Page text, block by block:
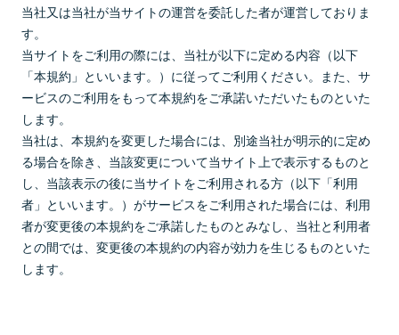
当社又は当社が当サイトの運営を委託した者が運営しておりま
す。
当サイトをご利用の際には、当社が以下に定める内容（以下
「本規約」といいます。）に従ってご利用ください。また、サ
ービスのご利用をもって本規約をご承諾いただいたものといた
します。
当社は、本規約を変更した場合には、別途当社が明示的に定め
る場合を除き、当該変更について当サイト上で表示するものと
し、当該表示の後に当サイトをご利用される方（以下「利用
者」といいます。）がサービスをご利用された場合には、利用
者が変更後の本規約をご承諾したものとみなし、当社と利用者
との間では、変更後の本規約の内容が効力を生じるものといた
します。